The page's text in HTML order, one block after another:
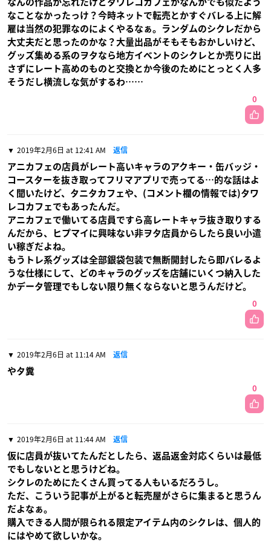
なんの作品か忘れたけどタワレコカフェかなんかでも似たよう
なことなかったっけ？今時ネットで転売とかすぐバレる上に解
雇は当然の犯罪なのによくやるなぁ。ランダムのシクレだから
大丈夫だと思ったのかな？大量出品がそもそもおかしいけど、
グッズ集める系のヲタなら地方イベントのシクレとか売りに出
さずにレート高めのものと交換とか今後のためにとっとく人多
そうだし横流しな気がするわ……
0
2019年2月6日 at 12:41 AM 返信
アニカフェの店員がレート高いキャラのアクキー・缶バッジ・
コースターを抜き取ってフリマアプリで売ってる…的な話はよ
く聞いたけど、タニタカフェや、(コメント欄の情報では)タワ
レコカフェでもあったんだ。
アニカフェで働いてる店員ですら高レートキャラ抜き取りする
んだから、ヒプマイに興味ない非ヲタ店員からしたら良い小遣
い稼ぎだよね。
もうトレ系グッズは全部銀袋包装で無断開封したら即バレるよ
うな仕様にして、どのキャラのグッズを店舗にいくつ納入した
かデータ管理でもしない限り無くならないと思うんだけど。
0
2019年2月6日 at 11:14 AM 返信
やタ糞
0
2019年2月6日 at 11:44 AM 返信
仮に店員が抜いてたんだとしたら、返品返金対応くらいは最低
でもしないとと思うけどね。
シクレのためにたくさん買ってる人もいるだろうし。
ただ、こういう記事が上がると転売屋がさらに集まると思うん
だよなぁ。
購入できる人間が限られる限定アイテム内のシクレは、個人的
にはやめて欲しいかな。